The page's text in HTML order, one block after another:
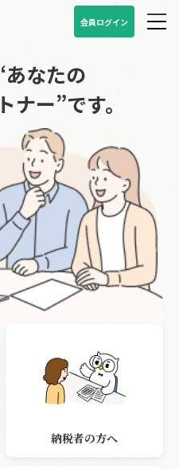
会員ログイン
なたの
ナー”です。
納税者の方へ